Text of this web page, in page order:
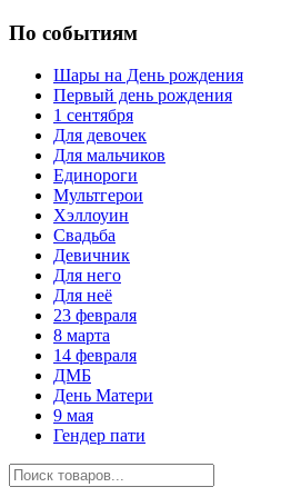
По событиям
Шары на День рождения
Первый день рождения
1 сентября
Для девочек
Для мальчиков
Единороги
Мультгерои
Хэллоуин
Свадьба
Девичник
Для него
Для неё
23 февраля
8 марта
14 февраля
ДМБ
День Матери
9 мая
Гендер пати